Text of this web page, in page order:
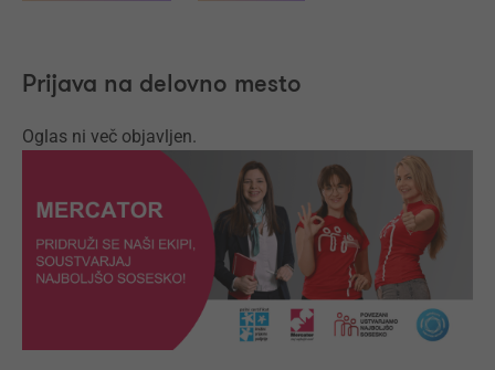
Prijava na delovno mesto
Oglas ni več objavljen.